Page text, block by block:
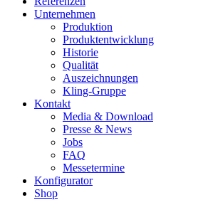
Unternehmen
Produktion
Produktentwicklung
Historie
Qualität
Auszeichnungen
Kling-Gruppe
Kontakt
Media & Download
Presse & News
Jobs
FAQ
Messetermine
Konfigurator
Shop